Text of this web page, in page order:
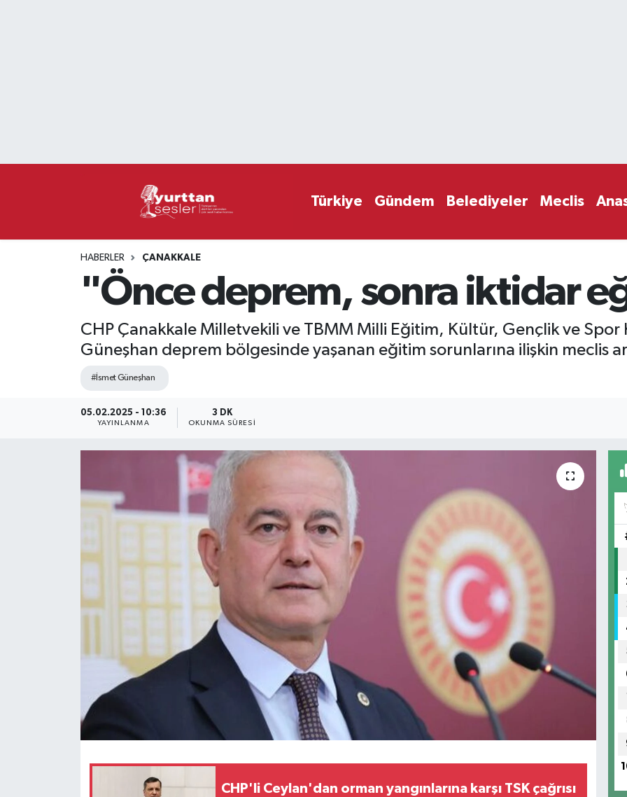
Türkiye Gündem Belediyeler Meclis
HABERLER ÇANAKKALE
"Önce deprem, sonra iktidar
CHP Çanakkale Milletvekili ve TBMM Milli Eğitim, Kültür, Gençlik ve Spor
Güneşhan deprem bölgesinde yaşanan eğitim sorunlarına ilişkin meclis
#İsmet Güneşhan
05.02.2025 - 10:36
YAYINLANMA
3 DK
OKUNMA SÜRESI
CHP'li Ceylan'dan orman yangınlarına karşı TSK çağrısı
Süper Lig Puan Durumu ve Fikstür
Son Dakika Haberleri
Haber Arşivi